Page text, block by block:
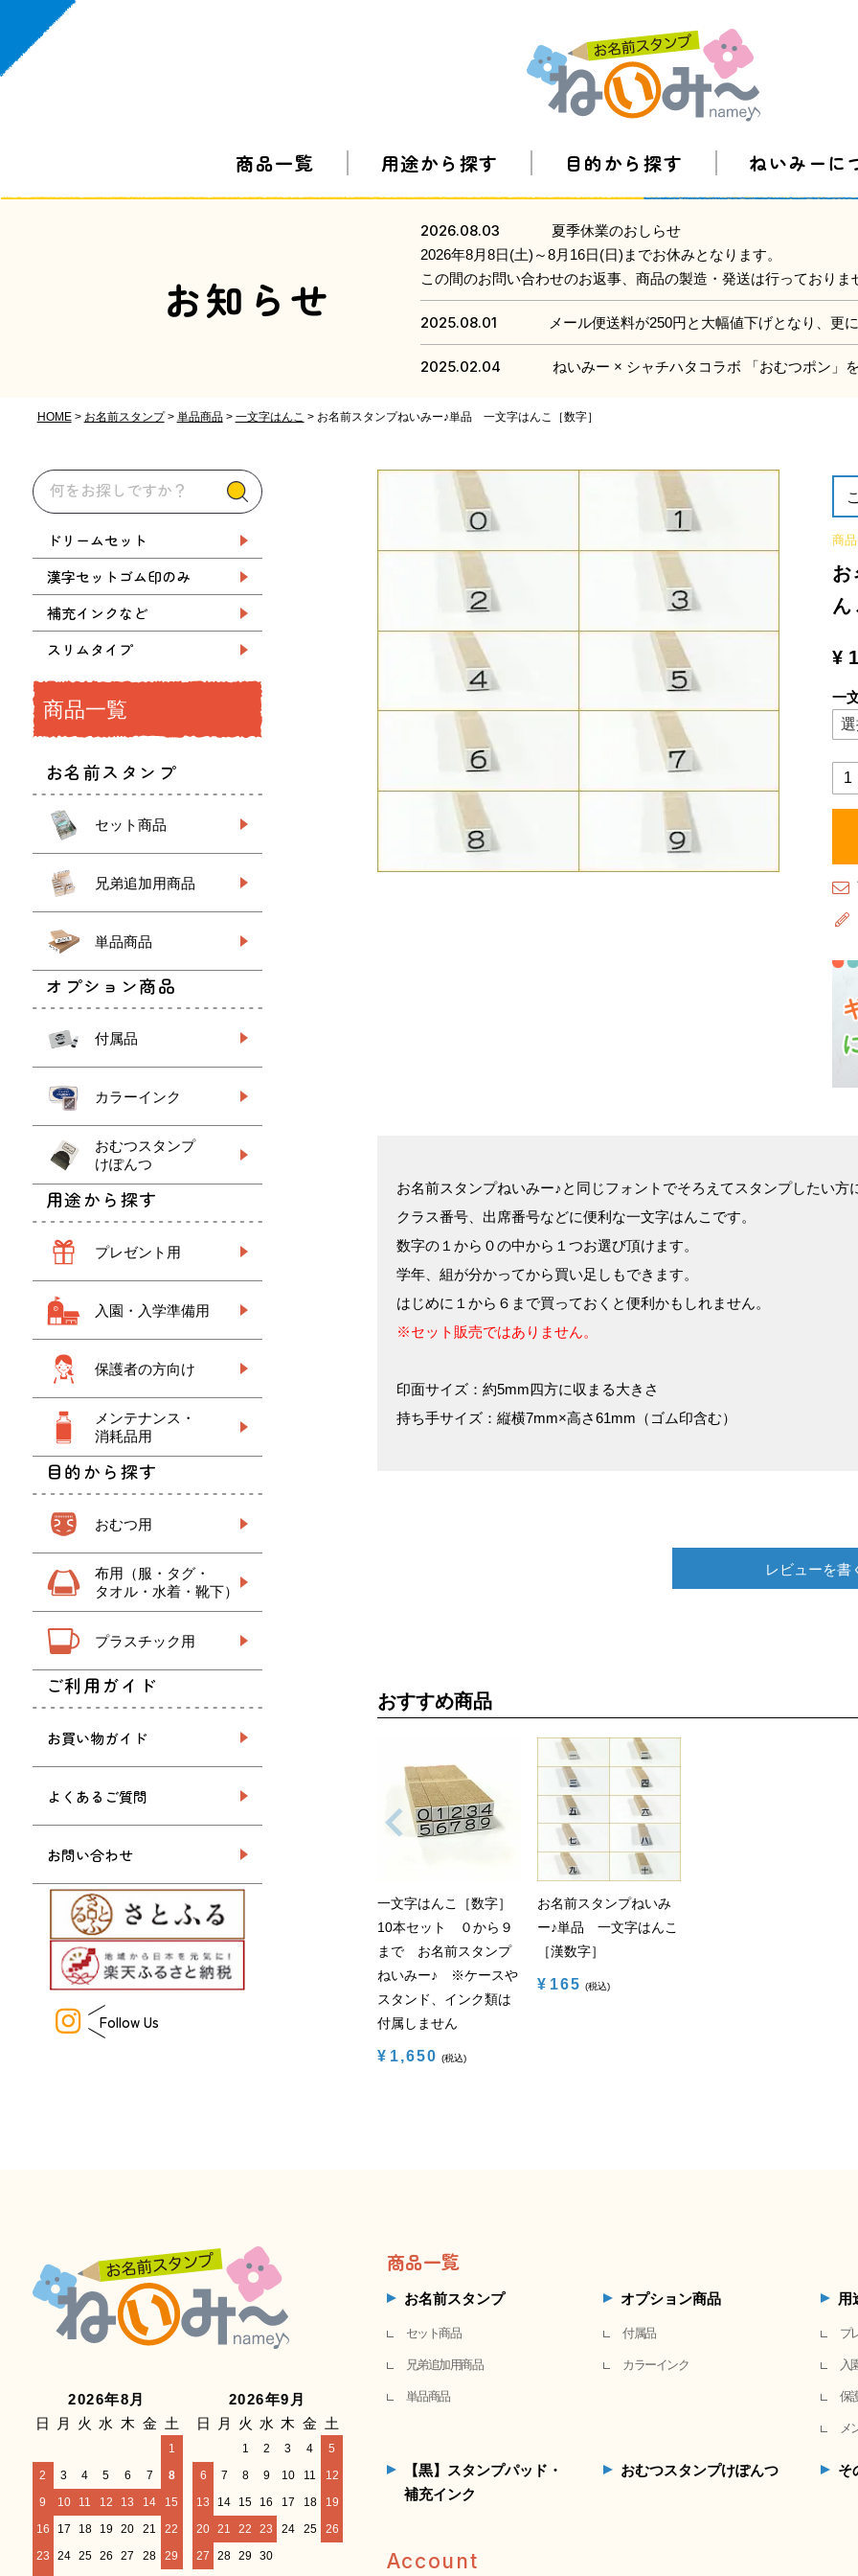
商品一覧 用途から探す 目的から探す ねいみーに
お知らせ
2026.08.03
夏季休業のおしらせ
2026年8月8日(土)～8月16日(日)までお休みとなります。
この間のお問い合わせのお返事、商品の製造・発送は行っており
2025.08.01 メール便送料が250円と大幅値下げとなり、更
2025.02.04 ねいみー × シャチハタコラボ 「おむつポン」
HOME お名前スタンプ 単品商品 一文字はんこ お名前スタンプねいみー♪単品 一文字はんこ［数字］
ドリームセット
漢字セットゴム印のみ
補充インクなど
スリムタイプ
商品一覧
お名前スタンプ
セット商品
兄弟追加用商品
単品商品
オプション商品
付属品
カラーインク
おむつスタンプ
けぽんつ
用途から探す
プレゼント用
入園・入学準備用
保護者の方向け
メンテナンス・
消耗品用
目的から探す
おむつ用
布用（服・タグ・
タオル・水着・靴下）
プラスチック用
ご利用ガイド
お買い物ガイド
よくあるご質問
お問い合わせ
Follow Us
商
¥
一
お名前スタンプねいみー♪と同じフォントでそろえてスタンプしたい方
クラス番号、出席番号などに便利な一文字はんこです。
数字の１から０の中から１つお選び頂けます。
学年、組が分かってから買い足しもできます。
はじめに１から６まで買っておくと便利かもしれません。
※セット販売ではありません。
印面サイズ：約5mm四方に収まる大きさ
持ち手サイズ：縦横7mm×高さ61mm（ゴム印含む）
レビューを書
おすすめ商品
一文字はんこ［数字］
10本セット ０から９
まで お名前スタンプ
ねいみー♪ ※ケースや
スタンド、インク類は
付属しません
¥ 1,650 税込
お名前スタンプねいみ
ー♪単品 一文字はんこ
［漢数字］
¥ 165 税込
2026年8月
日
月 火 水 木 金 土
1
2
3 4 5 6 7
8
9
10 11 12 13 14
15
16
17 18 19 20 21
22
23
24 25 26 27 28
29
2026年9月
日
月 火 水 木 金 土
1 2 3 4
5
6
7 8 9 10 11
12
13
14 15 16 17 18
19
20 21 22 23 24 25
26
27
28 29 30
商品一覧
お名前スタンプ
セット商品
兄弟追加用商品
単品商品
オプション商品
付属品
カラーインク
用
プ
入
保
メ
【黒】スタンプパッド・
補充インク
おむつスタンプけぽんつ そ
Account